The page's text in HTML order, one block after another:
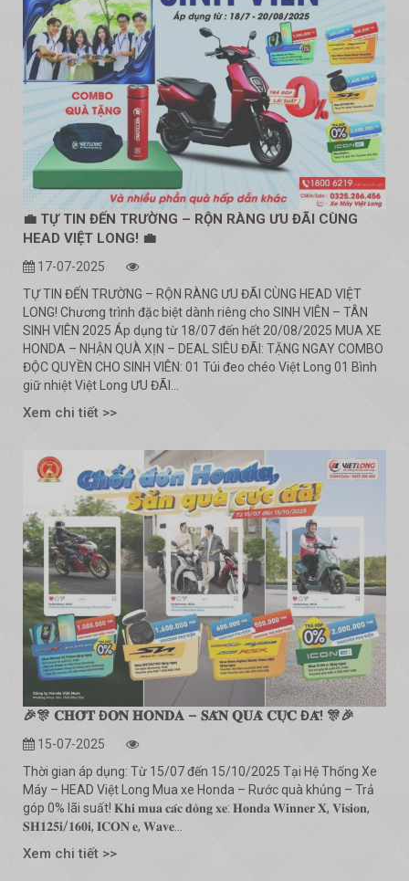
💼 TỰ TIN ĐẾN TRƯỜNG – RỘN RÀNG ƯU ĐÃI CÙNG
HEAD VIỆT LONG! 💼
17-07-2025
TỰ TIN ĐẾN TRƯỜNG – RỘN RÀNG ƯU ĐÃI CÙNG HEAD VIỆT
LONG! Chương trình đặc biệt dành riêng cho SINH VIÊN – TÂN
SINH VIÊN 2025 Áp dụng từ 18/07 đến hết 20/08/2025 MUA XE
HONDA – NHẬN QUÀ XỊN – DEAL SIÊU ĐÃI: TẶNG NGAY COMBO
ĐỘC QUYỀN CHO SINH VIÊN: 01 Túi đeo chéo Việt Long 01 Bình
giữ nhiệt Việt Long ƯU ĐÃI...
Xem chi tiết >>
🎉🎊 𝐂𝐇𝐎̂́𝐓 Đ𝐎̛𝐍 𝐇𝐎𝐍𝐃𝐀 – 𝐒𝐀̆𝐍 𝐐𝐔𝐀̀ 𝐂𝐔̛̣𝐂 Đ𝐀̃! 🎊🎉
15-07-2025
Thời gian áp dụng: Từ 15/07 đến 15/10/2025 Tại Hệ Thống Xe
Máy – HEAD Việt Long Mua xe Honda – Rước quà khủng – Trả
góp 0% lãi suất! 𝐊𝐡𝐢 𝐦𝐮𝐚 𝐜𝐚́𝐜 𝐝𝐨̀𝐧𝐠 𝐱𝐞: 𝐇𝐨𝐧𝐝𝐚 𝐖𝐢𝐧𝐧𝐞𝐫 𝐗, 𝐕𝐢𝐬𝐢𝐨𝐧,
𝐒𝐇𝟏𝟐𝟓𝐢/𝟏𝟔𝟎𝐢, 𝐈𝐂𝐎𝐍 𝐞, 𝐖𝐚𝐯𝐞...
Xem chi tiết >>